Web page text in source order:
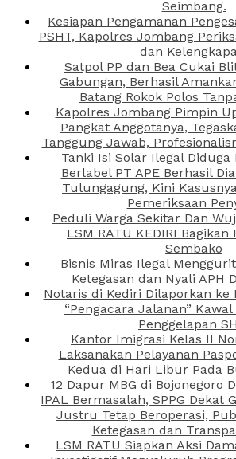
Seimbang.
Kesiapan Pengamanan
PSHT, Kapolres Jombang
dan
Satpol PP dan Bea Cukai
Gabungan, Berhasil
Batang Rokok Polos
Kapolres Jombang Pimpin
Pangkat Anggotanya,
Tanggung Jawab,
Tanki Isi Solar Ilegal Diduga
Berlabel PT APE Berhasil
Tulungagung, Kini
Pemeriksaan
Peduli Warga Sekitar Dan
LSM RATU KEDIRI
Sembako
Bisnis Miras Ilegal
Ketegasan dan Nyali APH
Notaris di Kediri Dilaporkan ke
“Pengacara Jalanan”
Penggelapan
Kantor Imigrasi Kelas II
Laksanakan Pelayanan
Kedua di Hari Libur Pada
12 Dapur MBG di Bojonegoro
IPAL Bermasalah, SPPG Dekat
Justru Tetap Beroperasi,
Ketegasan dan
LSM RATU Siapkan Aksi